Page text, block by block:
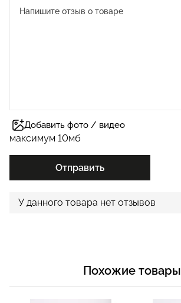
Добавить фото / видео
максимум 10мб
Отправить
У данного товара нет отзывов
Похожие товары